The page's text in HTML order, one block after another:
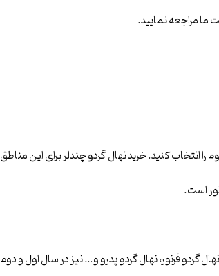
ما مراجعه نمایید.
را انتخاب کنید. خرید نهال گردو چندلر برای این مناطق
گردو فرنور، نهال گردو پدرو و… نیز در سال اول و دوم